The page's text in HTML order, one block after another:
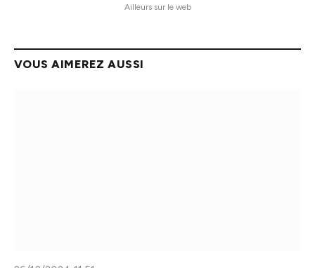
Ailleurs sur le web
VOUS AIMEREZ AUSSI